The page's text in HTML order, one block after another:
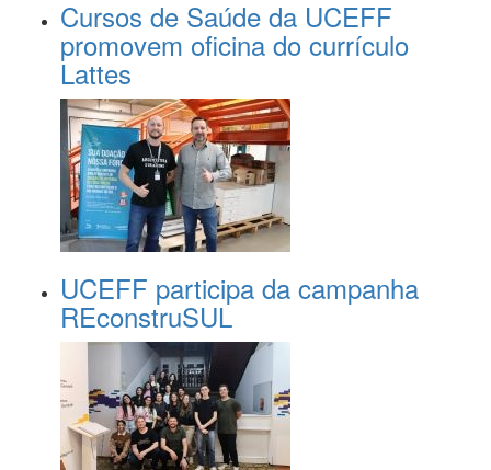
Cursos de Saúde da UCEFF
promovem oficina do currículo
Lattes
UCEFF participa da campanha
REconstruSUL